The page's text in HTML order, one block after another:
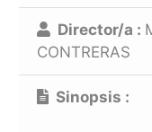
Director/a :
CONTRERAS
Sinopsis :